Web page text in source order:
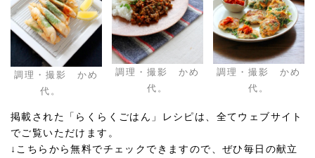
調理・撮影 かめ
代。
調理・撮影 かめ
代。
調理・撮影 かめ
代。
掲載された「らくらくごはん」レシピは、全てウェブサイト
でご覧いただけます。
↓こちらから無料でチェックできますので、ぜひ毎日の献立